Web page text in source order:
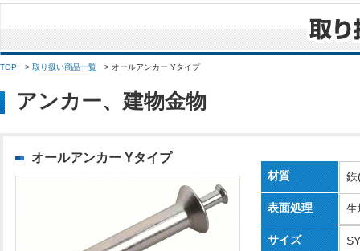
TOP > 取り扱い商品一覧 > オールアンカー Yタイプ
アンカー、建物金物
オールアンカー Yタイプ
材質 鉄
表面処理 生
サイズ